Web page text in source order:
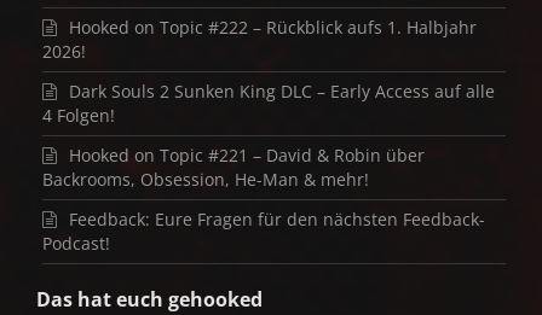
Hooked on Topic #222 – Rückblick aufs 1. Halbjahr
2026!
Dark Souls 2 Sunken King DLC – Early Access auf alle
4 Folgen!
Hooked on Topic #221 – David & Robin über
Backrooms, Obsession, He-Man & mehr!
Feedback: Eure Fragen für den nächsten Feedback-
Podcast!
Das hat euch gehooked